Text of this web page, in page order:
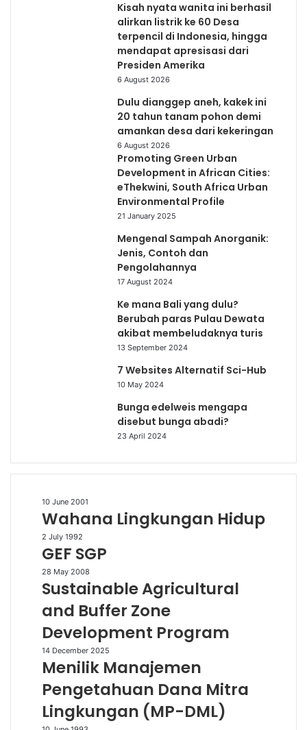
Kisah nyata wanita ini berhasil
alirkan listrik ke 60 Desa
terpencil di Indonesia, hingga
mendapat apresisasi dari
Presiden Amerika
6 August 2026
Dulu dianggep aneh, kakek ini
20 tahun tanam pohon demi
amankan desa dari kekeringan
6 August 2026
Promoting Green Urban
Development in African Cities:
eThekwini, South Africa Urban
Environmental Profile
21 January 2025
Mengenal Sampah Anorganik:
Jenis, Contoh dan
Pengolahannya
17 August 2024
Ke mana Bali yang dulu?
Berubah paras Pulau Dewata
akibat membeludaknya turis
13 September 2024
7 Websites Alternatif Sci-Hub
10 May 2024
Bunga edelweis mengapa
disebut bunga abadi?
23 April 2024
Wahana
Lingkungan
10 June 2001
Wahana Lingkungan Hidup
GEF
SGP
2 July 1992
GEF SGP
Sustainable
Agricultural
Buffer
Zone
28 May 2008
Sustainable Agricultural
and Buffer Zone
Development Program
Menilik
Manajemen
Dana
Mitra
Lingkungan
14 December 2025
Menilik Manajemen
Pengetahuan Dana Mitra
Lingkungan (MP-DML)